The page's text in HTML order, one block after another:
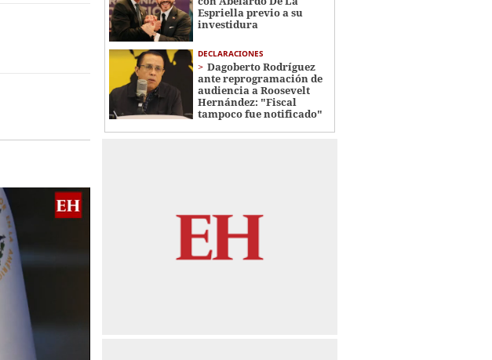
Espriella previo a su
investidura
DECLARACIONES
Dagoberto Rodríguez
ante reprogramación de
audiencia a Roosevelt
Hernández: "Fiscal
tampoco fue notificado"